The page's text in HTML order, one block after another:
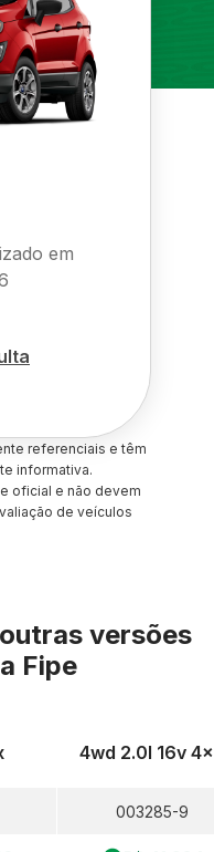
em
referenciais e têm
informativa.
oficial e não devem
de veículos
versões
Fipe
4wd 2.0l 16v
003285-9